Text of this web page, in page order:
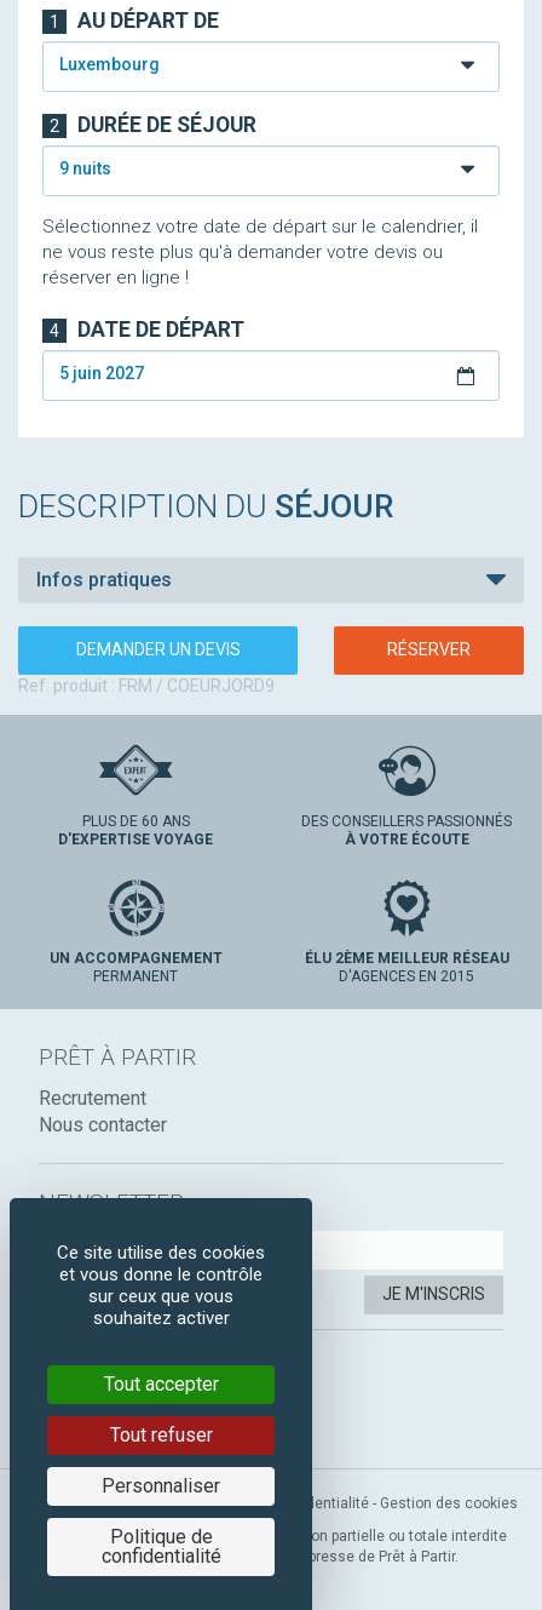
1 AU DÉPART DE
Luxembourg
2 DURÉE DE SÉJOUR
9 nuits
Sélectionnez votre date de départ sur le calendrier, il
ne vous reste plus qu'à demander votre devis ou
réserver en ligne !
4 DATE DE DÉPART
5 juin 2027
DESCRIPTION DU SÉJOUR
Infos pratiques
DEMANDER UN DEVIS
RÉSERVER
Ref. produit : FRM / COEURJORD9
PLUS DE 60 ANS
D'EXPERTISE VOYAGE
DES CONSEILLERS PASSIONNÉS
À VOTRE ÉCOUTE
UN ACCOMPAGNEMENT
PERMANENT
ÉLU 2ÈME MEILLEUR RÉSEAU
D'AGENCES EN 2015
PRÊT À PARTIR
Recrutement
Nous contacter
NEWSLETTER :
JE M'INSCRIS
SUIVEZ-NOUS :
Facebook
Instagram
Mentions légales-CGV-Politique de confidentialité - Gestion des cookies
Copyright 2019 © Prêt à Partir. Reproduction partielle ou totale interdite
sans l’autorisation préalable et expresse de Prêt à Partir.
Ce site utilise des cookies
et vous donne le contrôle
sur ceux que vous
souhaitez activer
Tout accepter
Tout refuser
Personnaliser
Politique de
confidentialité